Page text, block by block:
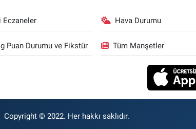
Eczaneler Hava Durumu
Puan Durumu ve Fikstür Tüm Manşetler
Copyright © 2022. Her hakkı saklıdır.